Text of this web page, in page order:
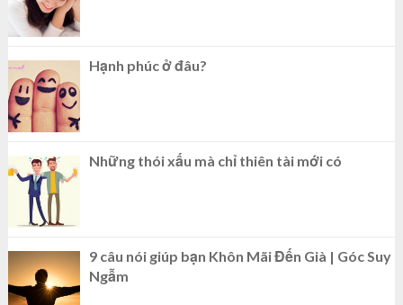
Hạnh phúc ở đâu?
Những thói xấu mà chỉ thiên tài mới có
9 câu nói giúp bạn Khôn Mãi Đến Già | Góc Suy
Ngẫm